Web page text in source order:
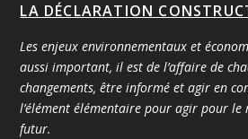
LA DÉCLARATION
Les enjeux environnementaux et
aussi important, il est de l’affaire de
changements, être informé et agir en
l’élément élémentaire pour agir pour
futur.